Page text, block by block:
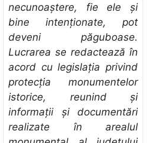
necunoaștere, fie ele și
bine intenționate, pot
deveni păguboase.
Lucrarea se redactează în
acord cu legislația privind
protecția monumentelor
istorice, reunind și
informații și documentări
realizate în arealul